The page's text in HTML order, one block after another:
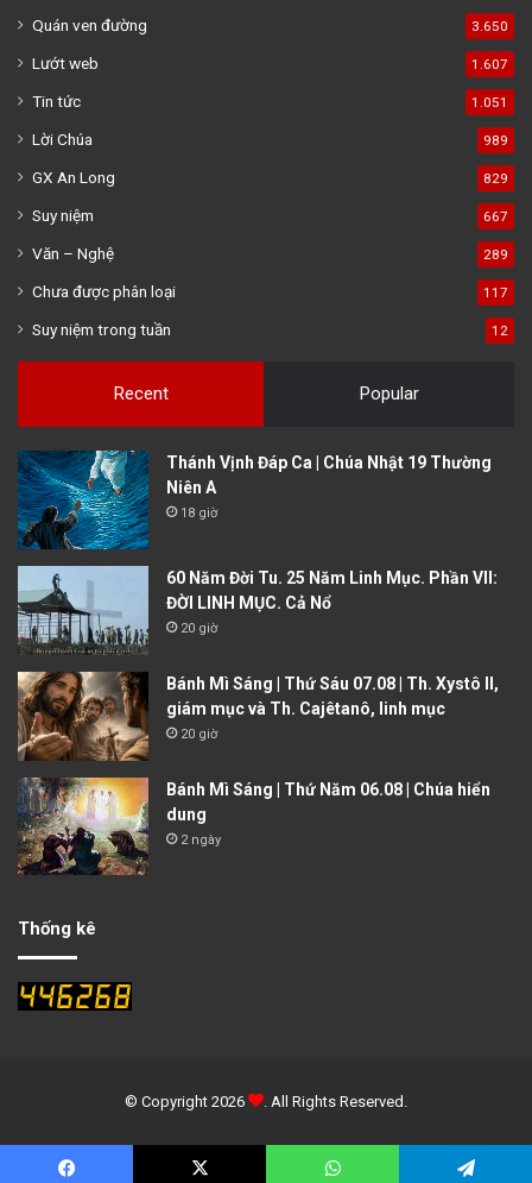
Quán ven đường 3.650
Lướt web 1.607
Tin tức 1.051
Lời Chúa 989
GX An Long 829
Suy niệm 667
Văn – Nghệ 289
Chưa được phân loại 117
Suy niệm trong tuần 12
Recent Popular
Thánh Vịnh Đáp Ca | Chúa Nhật 19 Thường
Niên A
18 giờ
60 Năm Đời Tu. 25 Năm Linh Mục. Phần VII:
ĐỜI LINH MỤC. Cả Nổ
20 giờ
Bánh Mì Sáng | Thứ Sáu 07.08 | Th. Xystô II,
giám mục và Th. Cajêtanô, linh mục
20 giờ
Bánh Mì Sáng | Thứ Năm 06.08 | Chúa hiển
dung
2 ngày
Thống kê
© Copyright 2026 . All Rights Reserved.